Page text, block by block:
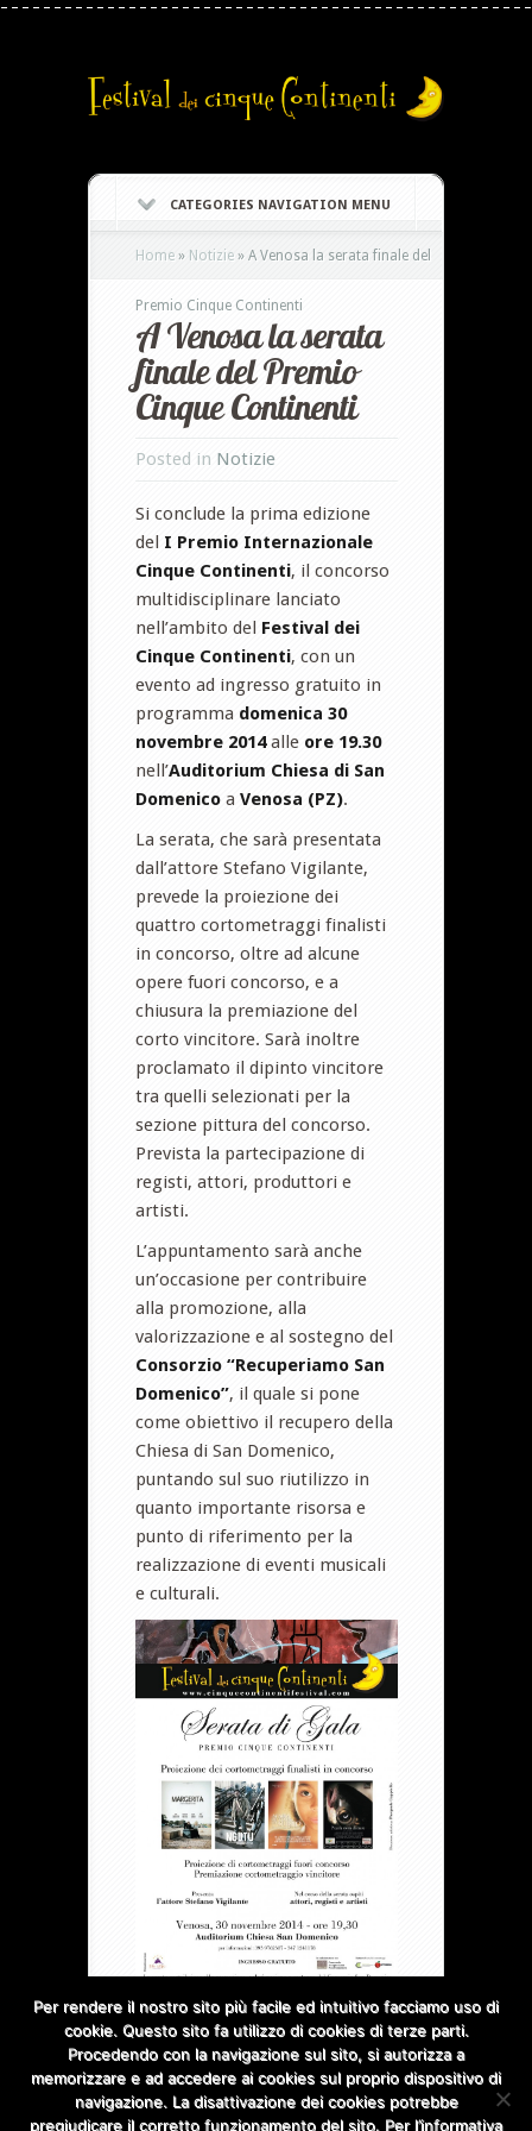
CATEGORIES NAVIGATION MENU
Home » Notizie » A Venosa la serata finale del
Premio Cinque Continenti
A Venosa la serata
finale del Premio
Cinque Continenti
Posted in Notizie
Si conclude la prima edizione
del I Premio Internazionale
Cinque Continenti, il concorso
multidisciplinare lanciato
nell’ambito del Festival dei
Cinque Continenti, con un
evento ad ingresso gratuito in
programma domenica 30
novembre 2014alle ore 19.30
nell’Auditorium Chiesa di San
Domenico a Venosa (PZ).
La serata, che sarà presentata
dall’attore Stefano Vigilante,
prevede la proiezione dei
quattro cortometraggi finalisti
in concorso, oltre ad alcune
opere fuori concorso, e a
chiusura la premiazione del
corto vincitore. Sarà inoltre
proclamato il dipinto vincitore
tra quelli selezionati per la
sezione pittura del concorso.
Prevista la partecipazione di
registi, attori, produttori e
artisti.
L’appuntamento sarà anche
un’occasione per contribuire
alla promozione, alla
valorizzazione e al sostegno del
Consorzio “Recuperiamo San
Domenico”, il quale si pone
come obiettivo il recupero della
Chiesa di San Domenico,
puntando sul suo riutilizzo in
quanto importante risorsa e
punto di riferimento per la
realizzazione di eventi musicali
e culturali.
Per rendere il nostro sito più facile ed intuitivo facciamo uso di
cookie. Questo sito fa utilizzo di cookies di terze parti.
Procedendo con la navigazione sul sito, si autorizza a
memorizzare e ad accedere ai cookies sul proprio dispositivo di
navigazione. La disattivazione dei cookies potrebbe
pregiudicare il corretto funzionamento del sito. Per l’informativa